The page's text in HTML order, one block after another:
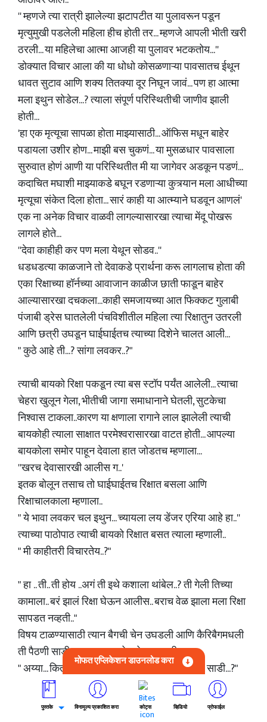
'' म्हणजे त्या रात्री झालेल्या झटापटीत या पुलावरून पडून
मृत्युमुखी पडलेली महिला हीच होती तर... म्हणजे आपली भीती खरी
ठरली... या महिलेचा आत्मा आजही या पुलावर भटकतोय...''
डोक्यात विचार आला की या धोधो कोसळणाऱ्या पावसातच ईथून
धावत सुटाव आणि शक्य तितक्या दूर निघून जावं... पण हा आत्मा
मला इथुन सोडेल...? त्याला संपूर्ण परिस्थितीची जाणीव झाली
होती...
'हा एक मृत्यूचा सापळा होता माझ्यासाठी... ऑफिस मधून बाहेर
पडायला उशीर होण... माझी बस चुकणं... या मुसळधार पावसाला
सुरुवात होणं आणी या परिस्थितीत मी या जागेवर अडकून पडणं...
कदाचित मघाशी माझ्याकडे बघून रडणाऱ्या कुत्र्यान मला आधीच्या
मृत्यूचा संकेत दिला होता... सारं काही या आत्म्याने घडवून आणलं'
एक ना अनेक विचार वाळवी लागल्यासारखा त्याचा मेंदू पोखरू
लागले होते...
''देवा काहीही कर पण मला येथून सोडव..''
धडधडत्या काळजाने तो देवाकडे प्रार्थना करू लागलाच होता की
एका रिक्षाच्या हॉर्नच्या आवाजान काळीज छाती फाडून बाहेर
आल्यासारखा दचकला...काही समजायच्या आत फिक्कट गुलाबी
पंजाबी ड्रेस घातलेली पंचविशीतील महिला त्या रिक्षातुन उतरली
आणि छत्री उघडून घाईघाईतच त्याच्या दिशेने चालत आली...
" कुठे आहे ती...? सांगा लवकर..?"
त्याची बायको रिक्षा पकडून त्या बस स्टॉप पर्यंत आलेली... त्याचा
चेहरा खुलून गेला, भीतीची जागा समाधानाने घेतली, सुटकेचा
निश्वास टाकला..कारण या क्षणाला रागाने लाल झालेली त्याची
बायकोही त्याला साक्षात परमेश्वरासारखा वाटत होती... आपल्या
बायकोला समोर पाहून देवाला हात जोडतच म्हणाला...
''खरच देवासारखी आलीस ग..'
इतक बोलून तसाच तो घाईघाईतच रिक्षात बसला आणि
रिक्षाचालकाला म्हणाला..
" ये भावा लवकर चल इथुन... च्यायला लय डेंजर एरिया आहे हा..''
त्याच्या पाठोपाठ त्याची बायको रिक्षात बसत त्याला म्हणाली..
" मी काहीतरी विचारतेय..?"
" हा .. ती.. ती होय ..अगं ती इथे कशाला थांबेल..? ती गेली तिच्या
कामाला.. बरं झालं रिक्षा घेऊन आलीस.. बराच वेळ झाला मला रिक्षा
सापडत नव्हती.."
विषय टाळण्यासाठी त्यान बैगची चेन उघडली आणि कैरिबैगमधली
ती पैठणी साडी आपल्या बायकोसमोर उघडली...
" अय्या... किती छान पारख आहे हो तुमची.. इतकी सुंदर साडी...?"
एखाद घबाड सापडल्यासारखी त्याची बायको साडी पहात होती...
टर्रर्रर्रर्रर्रर्र आवाज करत रिक्षा सुरू झाली आणि त्याची भयभीत
मोफत एप्लिकेशन डाउनलोड करा
पुस्तके विनामूल्य प्रकाशित करा कोट्स व्हिडियो प्रोफाईल